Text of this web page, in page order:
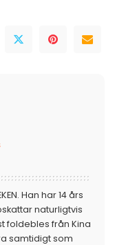
Han har 14 års
naturligtvis
foldebles från Kina
samtidigt som